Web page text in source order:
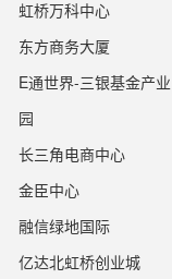
虹桥万科中心
东方商务大厦
E通世界-三银基金产业
园
长三角电商中心
金臣中心
融信绿地国际
亿达北虹桥创业城